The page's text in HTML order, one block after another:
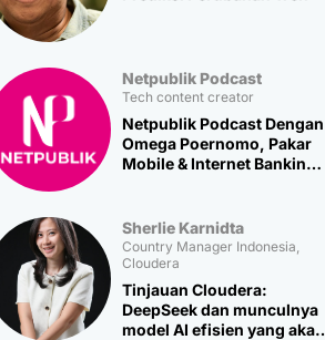
Netpublik Podcast
Tech content creator
Netpublik Podcast Dengan
Omega Poernomo, Pakar
Mobile & Internet Banking
Sherlie Karnidta
Country Manager Indonesia,
Cloudera
Tinjauan Cloudera:
DeepSeek dan munculnya
model AI efisien yang akan